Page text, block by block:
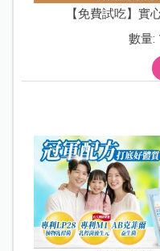
【免費試吃】實
數量: